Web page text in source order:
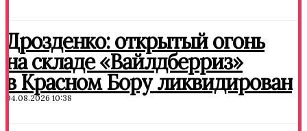
Дрозденко: открытый огонь
на складе «Вайлдберриз»
в Красном Бору ликвидирован
04.08.2026 10:38